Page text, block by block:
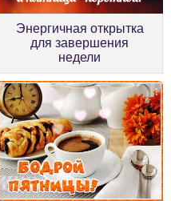
Энергичная открытка
для завершения
недели